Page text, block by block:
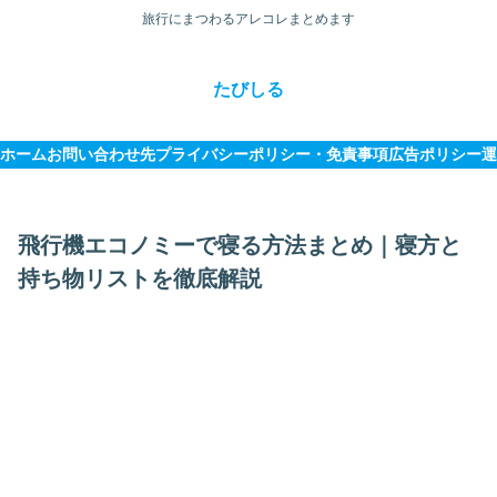
旅行にまつわるアレコレまとめます
たびしる
ホームお問い合わせ先プライバシーポリシー・免責事項広告ポリシー
飛行機エコノミーで寝る方法まとめ｜寝方と
持ち物リストを徹底解説